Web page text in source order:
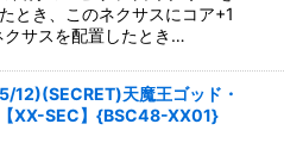
とき、このネクサスにコア+1
サスを配置したとき…
12)(SECRET)天魔王ゴッド・
XX-SEC】{BSC48-XX01}